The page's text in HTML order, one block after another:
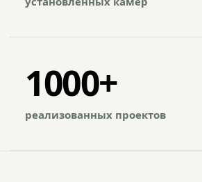
1000+
реализованных проектов